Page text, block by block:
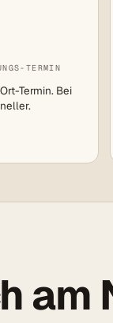
TERMIN
Termin. Bei